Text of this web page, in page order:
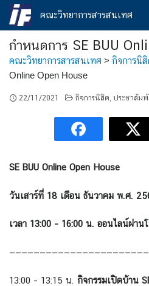
Skip
คณะวิทยาการสารสนเทศ
กำหนดการ SE BUU
คณะวิทยาการสารสนเทศ > กิจการนิ
Online Open House
22/11/2021 กิจการนิสิต, ประชาสัม
SE BUU Online Open House
วันเสาร์ที่ 18 เดือน ธันวาคม พ.ศ.
เวลา 13:00 – 16:00 น. ออนไลน์ผ่า
13:00 – 13:15 น. กิจกรรมเปิดบ้าน